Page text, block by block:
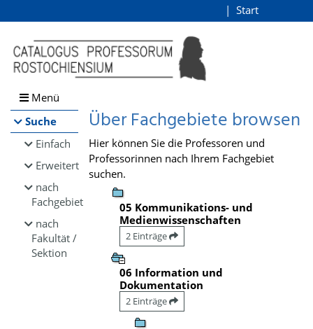
Browsen
direkt zum Inhalt
Start
Menü
Suche
Einfach
Erweitert
nach
Fachgebiet
nach
Fakultät /
Sektion
Über Fachgebiete browsen
Hier können Sie die Professoren und
Professorinnen nach Ihrem Fachgebiet
suchen.
05 Kommunikations- und
Medienwissenschaften
2 Einträge
06 Information und
Dokumentation
2 Einträge